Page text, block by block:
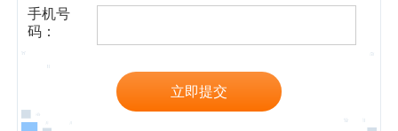
手机号
码：
立即提交